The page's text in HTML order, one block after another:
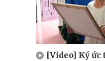
[Video] Ký ức